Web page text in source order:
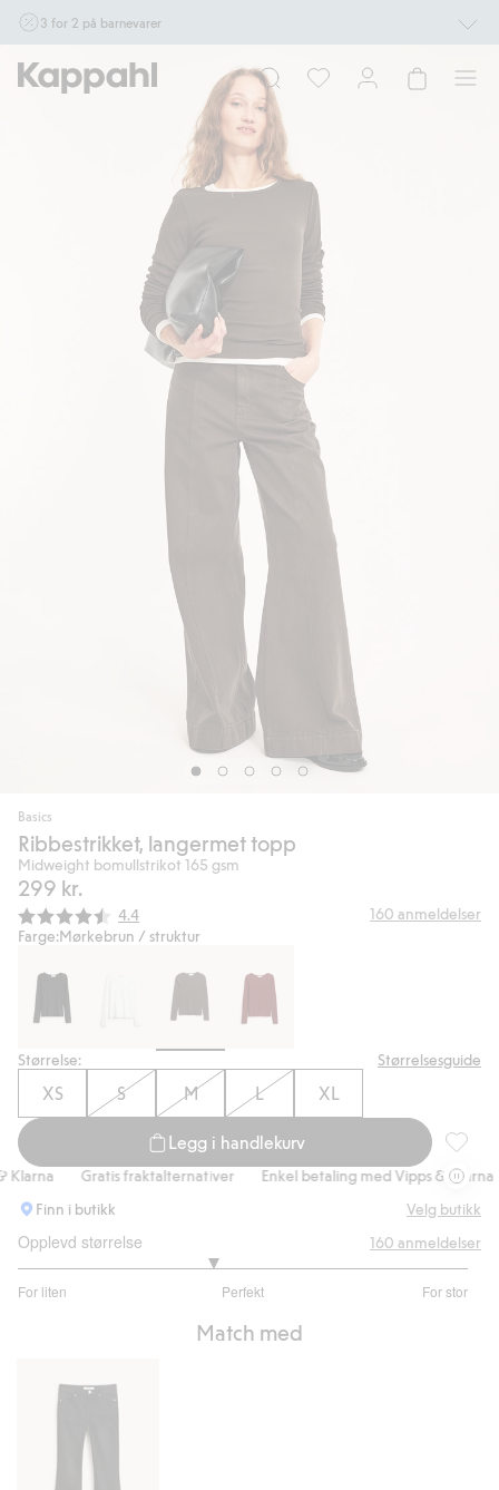
3 for 2 på barnevarer
17/8 i butikk & online for deg som er eller blir medlem. Kan ikke kombineres med
andre tilbud eller rabatter.
Handle nå
Basics
Ribbestrikket, langermet topp
Midweight bomullstrikot 165 gsm
299 kr.
Gjennomsnittskarakter:
4.4 160 anmeldelser
Farge:Mørkebrun / struktur
Størrelse: Størrelsesguide
XS S M L XL
Legg i handlekurv
Gratis fraktalternativer
Enkel betaling med Vipps & Klarna
Finn i butikk
Velg butikk
Opplevd størrelse
For liten Perfekt For stor
av
stemmer
160 anmeldelser
Match med